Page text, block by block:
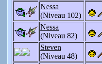
Nessa
(Niveau 102)
Nessa
(Niveau 82)
Steven
(Niveau 48)